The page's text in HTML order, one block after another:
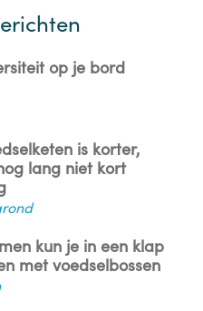
op je bord
is korter,
lang niet kort
kun je in een klap
met voedselbossen